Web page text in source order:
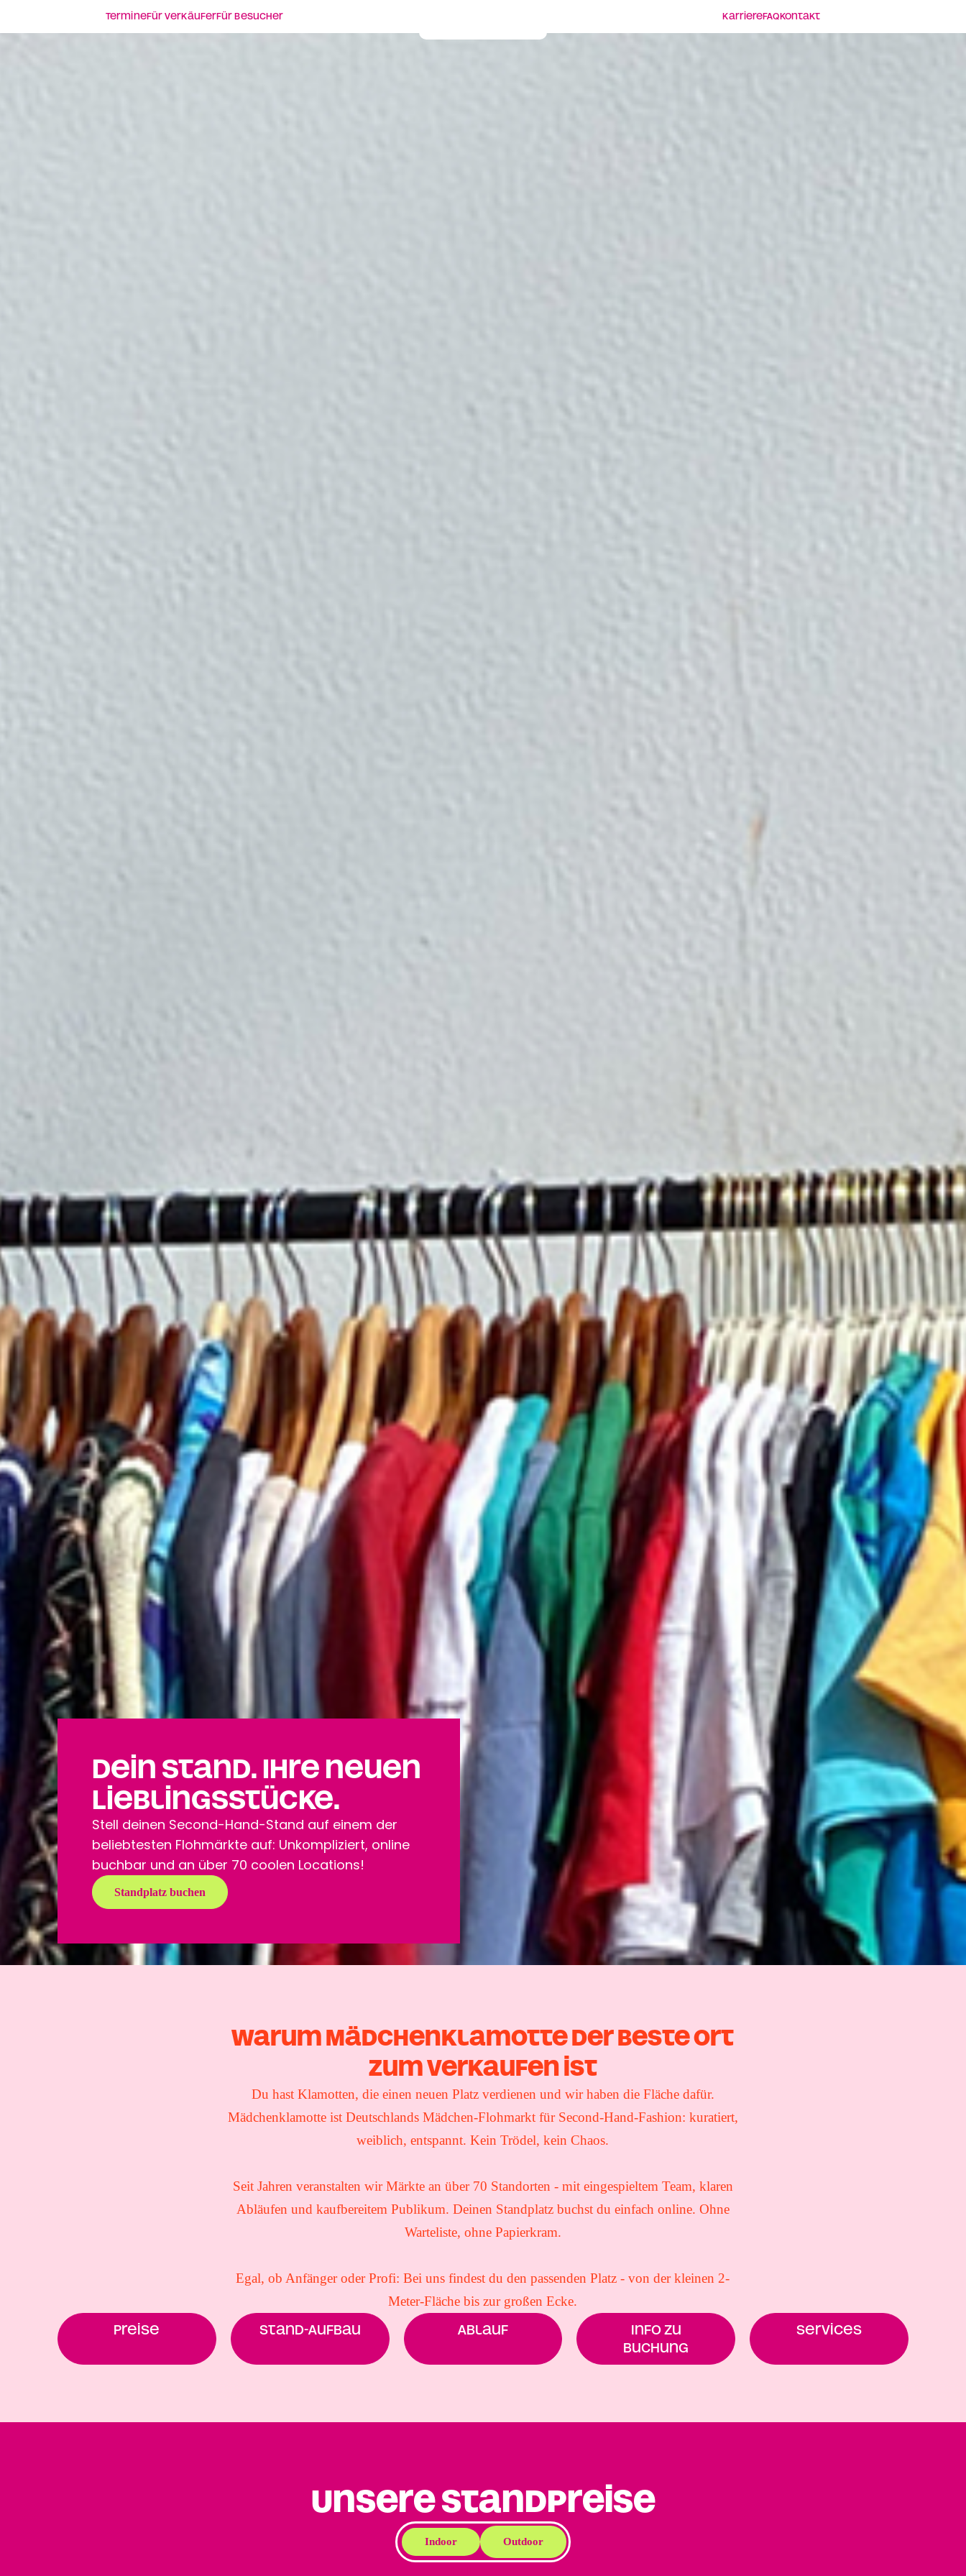
TermineFür VerkäuferFür Besucher KarriereFAQKontakt
Dein Stand. Ihre neuen
Lieblingsstücke.
Stell deinen Second-Hand-Stand auf einem der
beliebtesten Flohmärkte auf: Unkompliziert, online
buchbar und an über 70 coolen Locations!
Standplatz buchen
Warum Mädchenklamotte der beste Ort
zum Verkaufen ist
Du hast Klamotten, die einen neuen Platz verdienen und wir haben die Fläche dafür.
Mädchenklamotte ist Deutschlands Mädchen-Flohmarkt für Second-Hand-Fashion: kuratiert,
weiblich, entspannt. Kein Trödel, kein Chaos.
Seit Jahren veranstalten wir Märkte an über 70 Standorten - mit eingespieltem Team, klaren
Abläufen und kaufbereitem Publikum. Deinen Standplatz buchst du einfach online. Ohne
Warteliste, ohne Papierkram.
Egal, ob Anfänger oder Profi: Bei uns findest du den passenden Platz - von der kleinen 2-
Meter-Fläche bis zur großen Ecke.
Preise Stand-Aufbau Ablauf
Info zu
Buchung
Services
Unsere StandPreise
Indoor Outdoor